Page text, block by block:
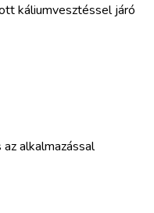
káliumvesztéssel járó
alkalmazással